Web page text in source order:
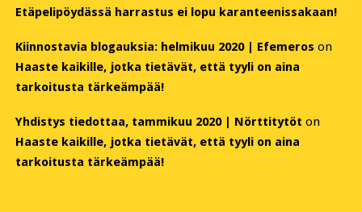
Etäpelipöydässä harrastus ei lopu karanteenissakaan!
Kiinnostavia blogauksia: helmikuu 2020 | Efemeros on
Haaste kaikille, jotka tietävät, että tyyli on aina
tarkoitusta tärkeämpää!
Yhdistys tiedottaa, tammikuu 2020 | Nörttitytöt on
Haaste kaikille, jotka tietävät, että tyyli on aina
tarkoitusta tärkeämpää!